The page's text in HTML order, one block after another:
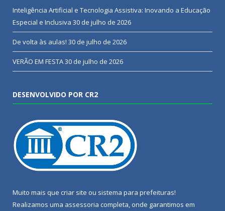
Inteligência Artificial e Tecnologia Assistiva: Inovando a Educação
Especial e Inclusiva 30 de julho de 2026
De volta às aulas! 30 de julho de 2026
VERÃO EM FESTA30 de julho de 2026
DESENVOLVIDO POR CR2
Muito mais que criar site ou sistema para prefeituras!
Realizamos uma assessoria completa, onde garantimos em